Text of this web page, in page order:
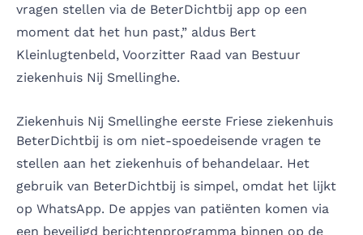
vragen stellen via de BeterDichtbij app op een
moment dat het hun past,” aldus Bert
Kleinlugtenbeld, Voorzitter Raad van Bestuur
ziekenhuis Nij Smellinghe.
Ziekenhuis Nij Smellinghe eerste Friese ziekenhuis
BeterDichtbij is om niet-spoedeisende vragen te
stellen aan het ziekenhuis of behandelaar. Het
gebruik van BeterDichtbij is simpel, omdat het lijkt
op WhatsApp. De appjes van patiënten komen via
een beveiligd berichtenprogramma binnen op de